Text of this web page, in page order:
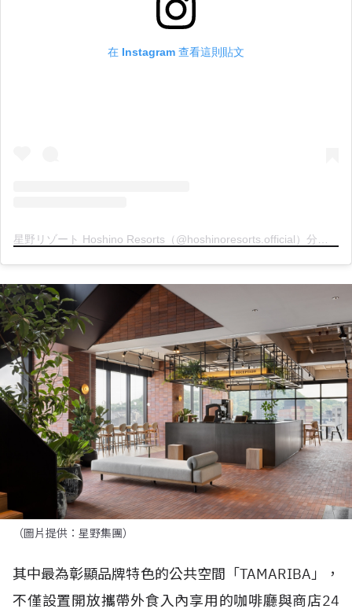
在 Instagram 查看這則貼文
星野リゾート Hoshino Resorts（@hoshinoresorts.official）分享的貼文
（圖片提供：星野集團）
其中最為彰顯品牌特色的公共空間「TAMARIBA」，
不僅設置開放攜帶外食入內享用的咖啡廳與商店24